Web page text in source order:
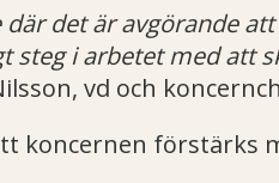
där detär avgörande
steg i arbetet med att
vd och
koncernen förstärks